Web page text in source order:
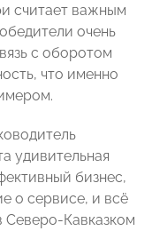
считает важным
очень
с оборотом
что именно
удивительная
бизнес,
о сервисе, и всё
Северо-Кавказком